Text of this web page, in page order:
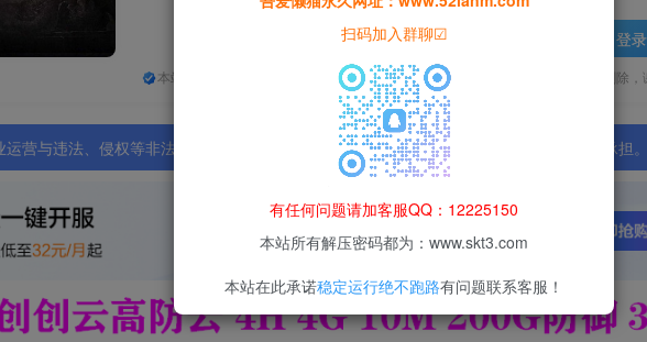
登
本站所有资源均为网络收集整理而来，仅供学习研究使用，请在下载后24h内删除，
营与违法、侵权等非法行为；资源下载后请于 24 小时内删除，违规后果由使用者自行承担。
扫码加入群聊☑
有任何问题请加客服QQ：12225150
本站所有解压密码都为：www.skt3.com
本站在此承诺稳定运行绝不跑路有问题联系客服！